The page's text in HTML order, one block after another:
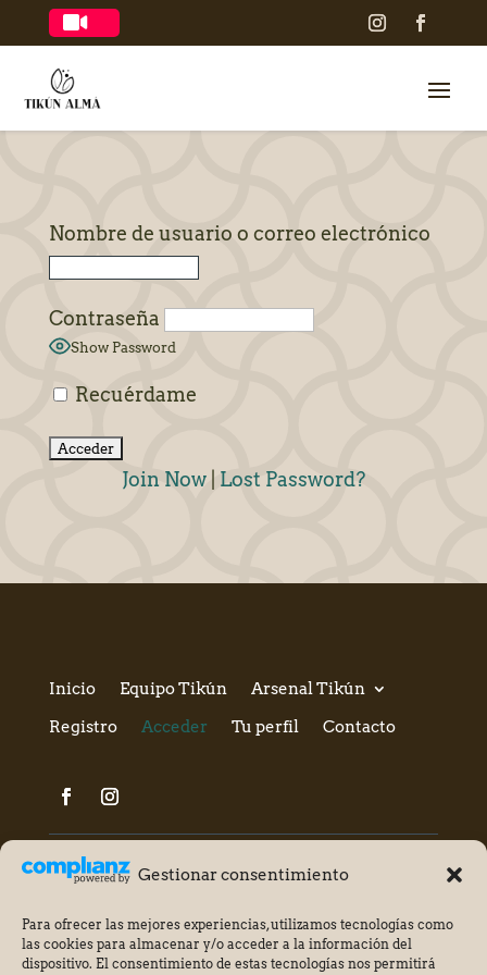
Gestionar consentimiento
Para ofrecer las mejores experiencias, utilizamos tecnologías como
las cookies para almacenar y/o acceder a la información del
dispositivo. El consentimiento de estas tecnologías nos permitirá

Nombre de usuario o correo electrónico
Contraseña
Show Password
Recuérdame
Join Now| Lost Password?
Inicio Equipo Tikún
Arsenal Tikún
Registro
Acceder Tu perfil Contacto